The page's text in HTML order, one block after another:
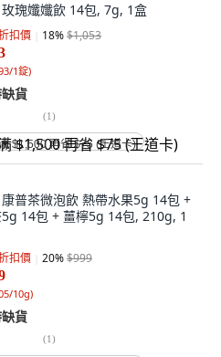
瑰孅孅飲 14包, 7g, 1盒
扣價 18%$1,053
1錠)
貨
(1)
$1,500 再省 $75 (王道卡)
普茶微泡飲 熱帶水果5g 14包 +
14包 + 薑檸5g 14包, 210g, 1
扣價 20%$999
10g)
貨
(1)